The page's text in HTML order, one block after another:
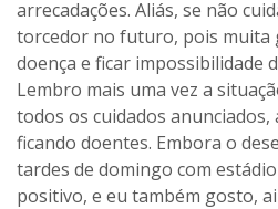
arrecadações. Aliás, se não
torcedor no futuro, pois muita
doença e ficar impossibilidade
Lembro mais uma vez a
todos os cuidados anunciados,
ficando doentes. Embora o
tardes de domingo com
positivo, e eu também gosto,